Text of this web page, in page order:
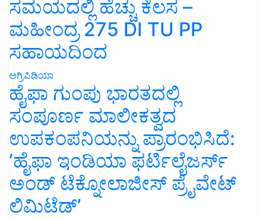
ಸಮಯದಲ್ಲಿ ಹೆಚ್ಚು ಕೆಲಸ –
ಮಹೀಂದ್ರ 275 DI TU PP
ಸಹಾಯದಿಂದ
ಅಗ್ರಿಪಿಡಿಯಾ
ಹೈಫಾ ಗುಂಪು ಭಾರತದಲ್ಲಿ
ಸಂಪೂರ್ಣ ಮಾಲೀಕತ್ವದ
ಉಪಕಂಪನಿಯನ್ನು ಪ್ರಾರಂಭಿಸಿದೆ:
‘ಹೈಫಾ ಇಂಡಿಯಾ ಫರ್ಟಿಲೈಜರ್ಸ್
ಅಂಡ್ ಟೆಕ್ನೋಲಾಜೀಸ್ ಪ್ರೈವೇಟ್
ಲಿಮಿಟೆಡ್’